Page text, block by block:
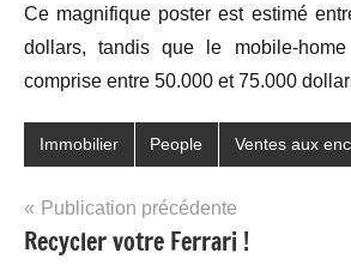
Ce magnifique poster est estimé
dollars, tandis que le mobile-
comprise entre 50.000 et 75.000
Immobilier People Ventes aux
Navigation
de
Publication précédente
Recycler votre Ferrari !